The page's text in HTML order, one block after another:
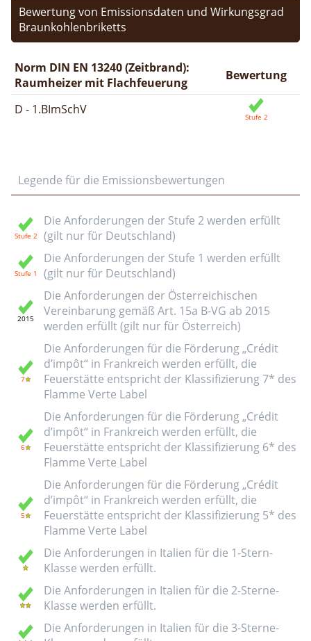
Bewertung von Emissionsdaten und Wirkungsgrad
Braunkohlenbriketts
Norm DIN EN 13240 (Zeitbrand):
Raumheizer mit Flachfeuerung
Bewertung
D - 1.BImSchV
Legende für die Emissionsbewertungen
Die Anforderungen der Stufe 2 werden erfüllt
(gilt nur für Deutschland)
Die Anforderungen der Stufe 1 werden erfüllt
(gilt nur für Deutschland)
Die Anforderungen der Österreichischen
Vereinbarung gemäß Art. 15a B-VG ab 2015
werden erfüllt (gilt nur für Österreich)
Die Anforderungen für die Förderung „Crédit
d’impôt“ in Frankreich werden erfüllt, die
Feuerstätte entspricht der Klassifizierung 7* des
Flamme Verte Label
Die Anforderungen für die Förderung „Crédit
d’impôt“ in Frankreich werden erfüllt, die
Feuerstätte entspricht der Klassifizierung 6* des
Flamme Verte Label
Die Anforderungen für die Förderung „Crédit
d’impôt“ in Frankreich werden erfüllt, die
Feuerstätte entspricht der Klassifizierung 5* des
Flamme Verte Label
Die Anforderungen in Italien für die 1-Stern-
Klasse werden erfüllt.
Die Anforderungen in Italien für die 2-Sterne-
Klasse werden erfüllt.
Die Anforderungen in Italien für die 3-Sterne-